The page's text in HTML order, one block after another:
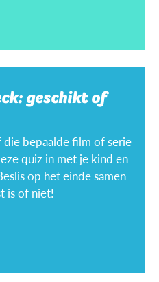
geschikt of
bepaalde film of serie
quiz in met je kind en
op het einde samen
is of niet!